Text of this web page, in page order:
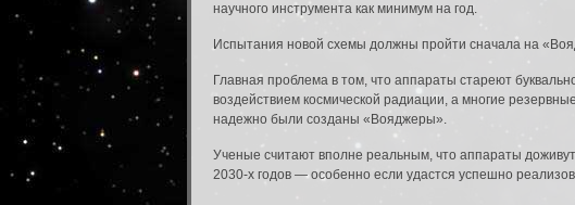
научного инструмента как минимум на год.
Испытания новой схемы должны пройти сначала на
Главная проблема в том, что аппараты стареют
воздействием космической радиации, а многие
надежно были созданы «Вояджеры».
Ученые считают вполне реальным, что аппараты
2030-х годов — особенно если удастся успешно
Забыли пароль?